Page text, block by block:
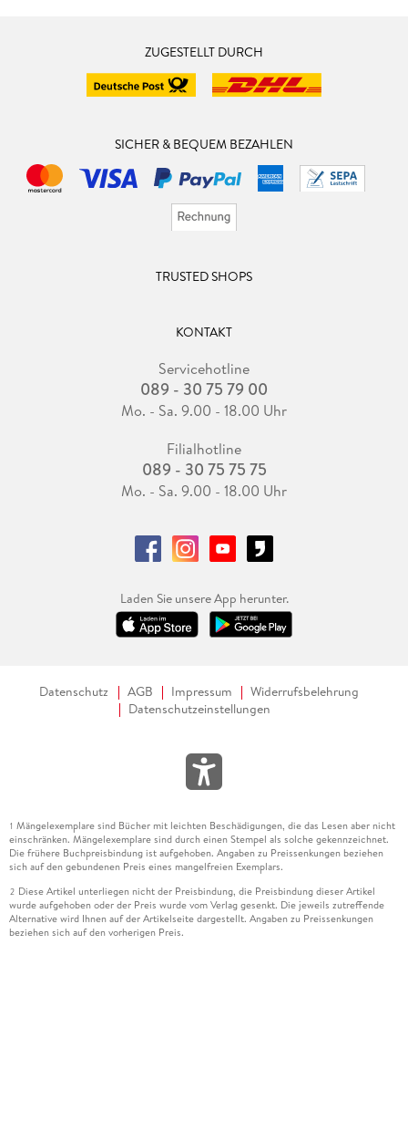
ZUGESTELLT DURCH
SICHER & BEQUEM BEZAHLEN
TRUSTED SHOPS
KONTAKT
Servicehotline
089 - 30 75 79 00
Mo. - Sa. 9.00 - 18.00 Uhr
Filialhotline
089 - 30 75 75 75
Mo. - Sa. 9.00 - 18.00 Uhr
Laden Sie unsere App herunter.
Datenschutz AGB Impressum
Widerrufsbelehrung
Datenschutzeinstellungen
1 Mängelexemplare sind Bücher mit leichten Beschädigungen, die das Lesen aber nicht
einschränken. Mängelexemplare sind durch einen Stempel als solche gekennzeichnet.
Die frühere Buchpreisbindung ist aufgehoben. Angaben zu Preissenkungen beziehen
sich auf den gebundenen Preis eines mangelfreien Exemplars.
2 Diese Artikel unterliegen nicht der Preisbindung, die Preisbindung dieser Artikel
wurde aufgehoben oder der Preis wurde vom Verlag gesenkt. Die jeweils zutreffende
Alternative wird Ihnen auf der Artikelseite dargestellt. Angaben zu Preissenkungen
beziehen sich auf den vorherigen Preis.